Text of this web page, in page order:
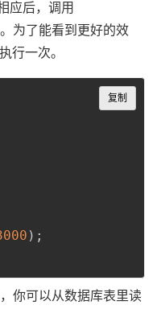
应后，调用
为了能看到更好的效
行一次。
) ;
复制
Copy
你可以从数据库表里读